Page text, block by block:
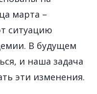
марта –
ситуацию
мии. В будущем
, и наша задача
эти изменения.